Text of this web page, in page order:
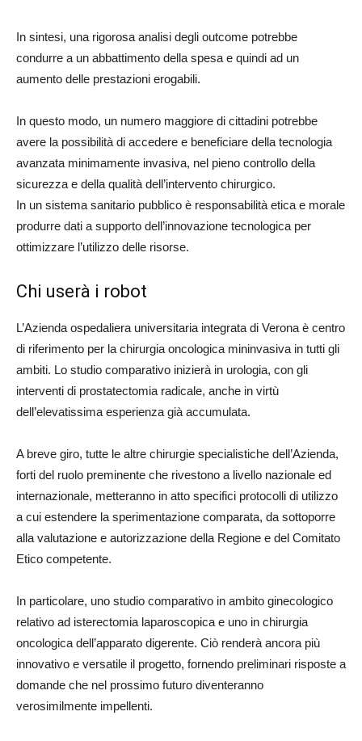
In sintesi, una rigorosa analisi degli outcome potrebbe
condurre a un abbattimento della spesa e quindi ad un
aumento delle prestazioni erogabili.
In questo modo, un numero maggiore di cittadini potrebbe
avere la possibilità di accedere e beneficiare della tecnologia
avanzata minimamente invasiva, nel pieno controllo della
sicurezza e della qualità dell’intervento chirurgico.
In un sistema sanitario pubblico è responsabilità etica e morale
produrre dati a supporto dell’innovazione tecnologica per
ottimizzare l’utilizzo delle risorse.
Chi userà i robot
L’Azienda ospedaliera universitaria integrata di Verona è centro
di riferimento per la chirurgia oncologica mininvasiva in tutti gli
ambiti. Lo studio comparativo inizierà in urologia, con gli
interventi di prostatectomia radicale, anche in virtù
dell’elevatissima esperienza già accumulata.
A breve giro, tutte le altre chirurgie specialistiche dell’Azienda,
forti del ruolo preminente che rivestono a livello nazionale ed
internazionale, metteranno in atto specifici protocolli di utilizzo
a cui estendere la sperimentazione comparata, da sottoporre
alla valutazione e autorizzazione della Regione e del Comitato
Etico competente.
In particolare, uno studio comparativo in ambito ginecologico
relativo ad isterectomia laparoscopica e uno in chirurgia
oncologica dell’apparato digerente. Ciò renderà ancora più
innovativo e versatile il progetto, fornendo preliminari risposte a
domande che nel prossimo futuro diventeranno
verosimilmente impellenti.